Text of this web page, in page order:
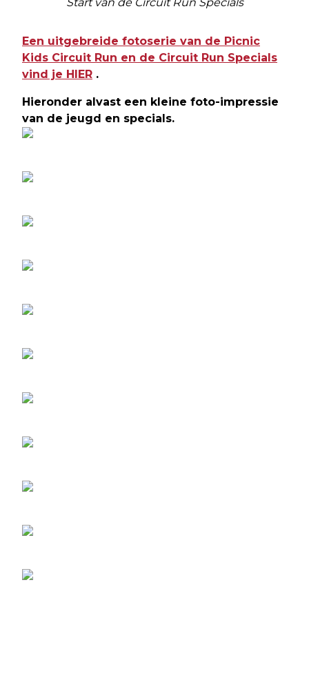
Een uitgebreide fotoserie van de Picnic
Kids Circuit Run en de Circuit Run Specials
vind je HIER .
Hieronder alvast een kleine foto-impressie
van de jeugd en specials.